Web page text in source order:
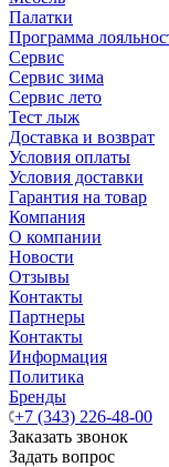
Палатки
Программа
Сервис
Сервис зима
Сервис лето
Тест лыж
Доставка и возврат
Условия оплаты
Условия доставки
Гарантия на товар
Компания
О компании
Новости
Отзывы
Контакты
Партнеры
Контакты
Информация
Политика
Бренды
+7 (343) 226-48-00
Заказать звонок
Задать вопрос